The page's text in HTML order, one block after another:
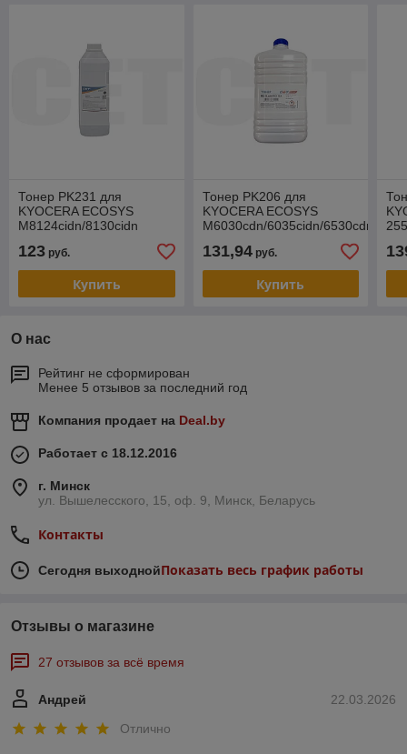
Тонер PK231 для
KYOCERA ECOSYS
M8124cidn/8130cidn
(унив.), OSP0231K-500
123 руб.
Купить
Тонер PK206 для
KYOCERA ECOSYS
M6030cdn/6035cidn/6530cdn/
(Japan) Yellow, 500г/бут,
(унив.), OSP0206Y
131,94руб.
Купить
О нас
Рейтинг не сформирован
Менее 5 отзывов за последний год
Компания продает на Deal.by
Работает с 18.12.2016
г. Минск
ул. Вышелесского, 15, оф. 9, Минск, Беларусь
Контакты
Сегодня выходнойПоказать весь график работы
Отзывы о магазине
27 отзывов за всё время
22.03.2026
Андрей
Отлично